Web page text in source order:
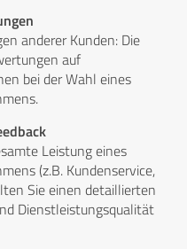
anderer Kunden: Die
auf
bei der Wahl eines
Leistung eines
(z.B. Kundenservice,
Sie einen detaillierten
Dienstleistungsqualität